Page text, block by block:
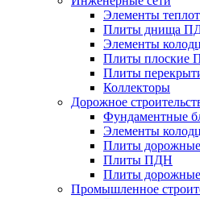
Элементы
Плиты днища
Элементы
Плиты плоские
Плиты
Коллекторы
Дорожное
Фундаментные
Элементы
Плиты дорожные
Плиты ПДН
Плиты дорожные
Промышленное